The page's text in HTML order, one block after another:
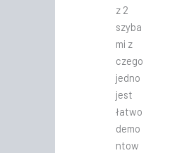
z 2
szyba
mi z
czego
jedno
jest
łatwo
demo
ntow